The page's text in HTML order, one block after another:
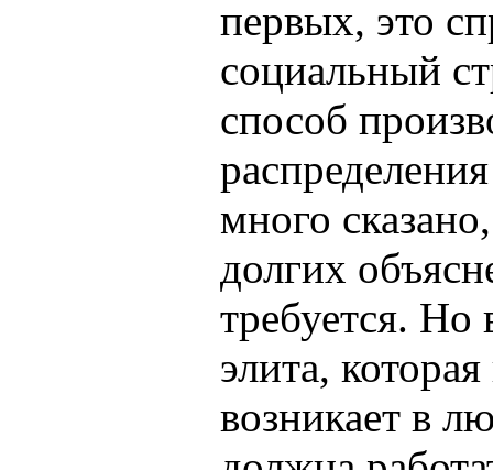
первых, это
социальный
способ
много
долгих
требуется. Но
элита, которая
возникает в